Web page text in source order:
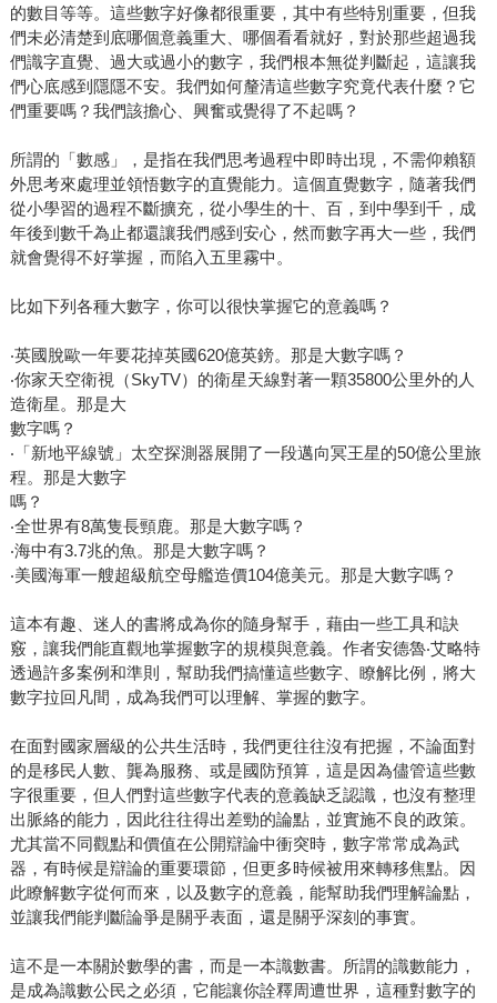
的數目等等。這些數字好像都很重要，其中有些特別重要，但我
們未必清楚到底哪個意義重大、哪個看看就好，對於那些超過我
們識字直覺、過大或過小的數字，我們根本無從判斷起，這讓我
們心底感到隱隱不安。我們如何釐清這些數字究竟代表什麼？它
們重要嗎？我們該擔心、興奮或覺得了不起嗎？
所謂的「數感」，是指在我們思考過程中即時出現，不需仰賴額
外思考來處理並領悟數字的直覺能力。這個直覺數字，隨著我們
從小學習的過程不斷擴充，從小學生的十、百，到中學到千，成
年後到數千為止都還讓我們感到安心，然而數字再大一些，我們
就會覺得不好掌握，而陷入五里霧中。
比如下列各種大數字，你可以很快掌握它的意義嗎？
‧英國脫歐一年要花掉英國620億英鎊。那是大數字嗎？
‧你家天空衛視（SkyTV）的衛星天線對著一顆35800公里外的人
造衛星。那是大
數字嗎？
‧「新地平線號」太空探測器展開了一段邁向冥王星的50億公里旅
程。那是大數字
嗎？
‧全世界有8萬隻長頸鹿。那是大數字嗎？
‧海中有3.7兆的魚。那是大數字嗎？
‧美國海軍一艘超級航空母艦造價104億美元。那是大數字嗎？
這本有趣、迷人的書將成為你的隨身幫手，藉由一些工具和訣
竅，讓我們能直觀地掌握數字的規模與意義。作者安德魯‧艾略特
透過許多案例和準則，幫助我們搞懂這些數字、瞭解比例，將大
數字拉回凡間，成為我們可以理解、掌握的數字。
在面對國家層級的公共生活時，我們更往往沒有把握，不論面對
的是移民人數、龔為服務、或是國防預算，這是因為儘管這些數
字很重要，但人們對這些數字代表的意義缺乏認識，也沒有整理
出脈絡的能力，因此往往得出差勁的論點，並實施不良的政策。
尤其當不同觀點和價值在公開辯論中衝突時，數字常常成為武
器，有時候是辯論的重要環節，但更多時候被用來轉移焦點。因
此瞭解數字從何而來，以及數字的意義，能幫助我們理解論點，
並讓我們能判斷論爭是關乎表面，還是關乎深刻的事實。
這不是一本關於數學的書，而是一本識數書。所謂的識數能力，
是成為識數公民之必須，它能讓你詮釋周遭世界，這種對數字的